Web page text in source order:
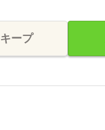
キープ